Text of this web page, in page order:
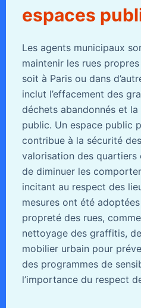
espaces
Les agents municipaux
maintenir les rues
soit à Paris ou dans
inclut l’effacement des
déchets abandonnés et
public. Un espace public
contribue à la sécurité
valorisation des
de diminuer les
incitant au respect des
mesures ont été
propreté des rues,
nettoyage des graffitis,
mobilier urbain pour
des programmes de
l’importance du respect